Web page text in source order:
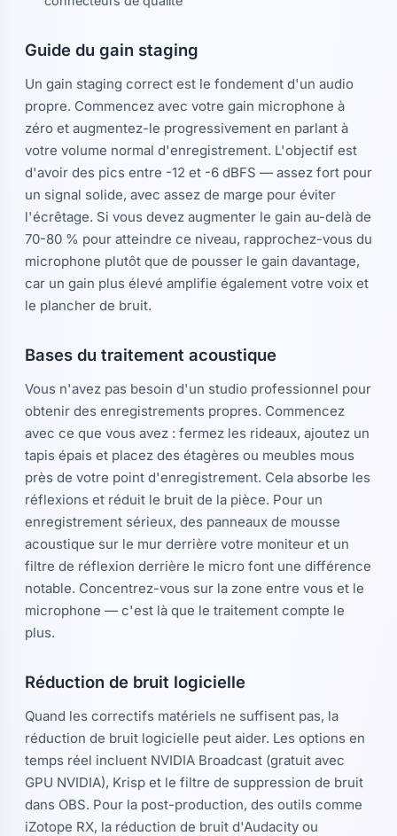
Guide du gain staging
Un gain staging correct est le fondement d'un audio
propre. Commencez avec votre gain microphone à
zéro et augmentez-le progressivement en parlant à
votre volume normal d'enregistrement. L'objectif est
d'avoir des pics entre -12 et -6 dBFS — assez fort pour
un signal solide, avec assez de marge pour éviter
l'écrêtage. Si vous devez augmenter le gain au-delà de
70-80 % pour atteindre ce niveau, rapprochez-vous du
microphone plutôt que de pousser le gain davantage,
car un gain plus élevé amplifie également votre voix et
le plancher de bruit.
Bases du traitement acoustique
Vous n'avez pas besoin d'un studio professionnel pour
obtenir des enregistrements propres. Commencez
avec ce que vous avez : fermez les rideaux, ajoutez un
tapis épais et placez des étagères ou meubles mous
près de votre point d'enregistrement. Cela absorbe les
réflexions et réduit le bruit de la pièce. Pour un
enregistrement sérieux, des panneaux de mousse
acoustique sur le mur derrière votre moniteur et un
filtre de réflexion derrière le micro font une différence
notable. Concentrez-vous sur la zone entre vous et le
microphone — c'est là que le traitement compte le
plus.
Réduction de bruit logicielle
Quand les correctifs matériels ne suffisent pas, la
réduction de bruit logicielle peut aider. Les options en
temps réel incluent NVIDIA Broadcast (gratuit avec
GPU NVIDIA), Krisp et le filtre de suppression de bruit
dans OBS. Pour la post-production, des outils comme
iZotope RX, la réduction de bruit d'Audacity ou